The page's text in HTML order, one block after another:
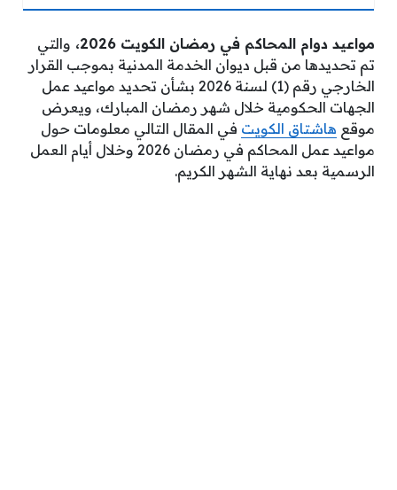
مواعيد دوام المحاكم في رمضان الكويت 2026،
والتي
تم تحديدها من قبل ديوان الخدمة المدنية بموجب القرار
الخارجي رقم (1) لسنة 2026 بشأن تحديد مواعيد عمل
الجهات الحكومية خلال شهر رمضان المبارك، ويعرض
موقع هاشتاق الكويت في المقال التالي معلومات حول
مواعيد عمل المحاكم في رمضان 2026 وخلال أيام العمل
الرسمية بعد نهاية الشهر الكريم.